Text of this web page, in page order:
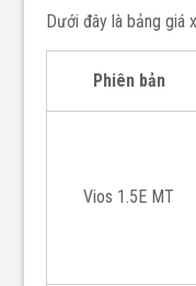
Dưới đây là bảng giá
Phiên bản
Vios 1.5E MT